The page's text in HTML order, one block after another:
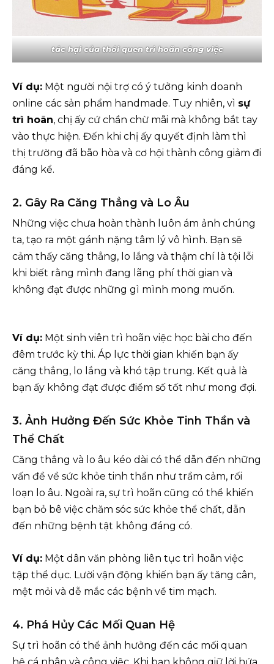
tác hại của thói quen trì hoãn công việc
Ví dụ: Một người nội trợ có ý tưởng kinh doanh
online các sản phẩm handmade. Tuy nhiên, vì sự
trì hoãn, chị ấy cứ chần chừ mãi mà không bắt tay
vào thực hiện. Đến khi chị ấy quyết định làm thì
thị trường đã bão hòa và cơ hội thành công giảm đi
đáng kể.
2. Gây Ra Căng Thẳng và Lo Âu
Những việc chưa hoàn thành luôn ám ảnh chúng
ta, tạo ra một gánh nặng tâm lý vô hình. Bạn sẽ
cảm thấy căng thẳng, lo lắng và thậm chí là tội lỗi
khi biết rằng mình đang lãng phí thời gian và
không đạt được những gì mình mong muốn.
Ví dụ: Một sinh viên trì hoãn việc học bài cho đến
đêm trước kỳ thi. Áp lực thời gian khiến bạn ấy
căng thẳng, lo lắng và khó tập trung. Kết quả là
bạn ấy không đạt được điểm số tốt như mong đợi.
3. Ảnh Hưởng Đến Sức Khỏe Tinh Thần và
Thể Chất
Căng thẳng và lo âu kéo dài có thể dẫn đến những
vấn đề về sức khỏe tinh thần như trầm cảm, rối
loạn lo âu. Ngoài ra, sự trì hoãn cũng có thể khiến
bạn bỏ bê việc chăm sóc sức khỏe thể chất, dẫn
đến những bệnh tật không đáng có.
Ví dụ: Một dân văn phòng liên tục trì hoãn việc
tập thể dục. Lười vận động khiến bạn ấy tăng cân,
mệt mỏi và dễ mắc các bệnh về tim mạch.
4. Phá Hủy Các Mối Quan Hệ
Sự trì hoãn có thể ảnh hưởng đến các mối quan